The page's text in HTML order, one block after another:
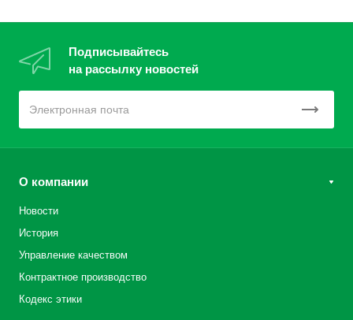
Подписывайтесь
на рассылку новостей
О компании
Новости
История
Управление качеством
Контрактное производство
Кодекс этики